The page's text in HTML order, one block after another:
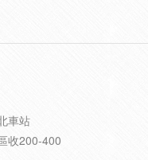
車站
收200-400